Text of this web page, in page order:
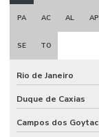
Conexões
Conexões
Conexões Tubos
Conexões Tubos
PA AC AL AP
SE TO
Rio de Janeiro
Duque de Caxias
Campos dos